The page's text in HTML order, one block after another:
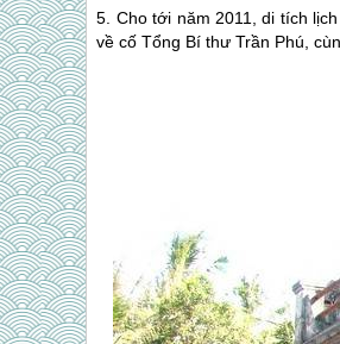
5. Cho tới năm 2011, di tích
về cố Tổng Bí thư Trần Phú,